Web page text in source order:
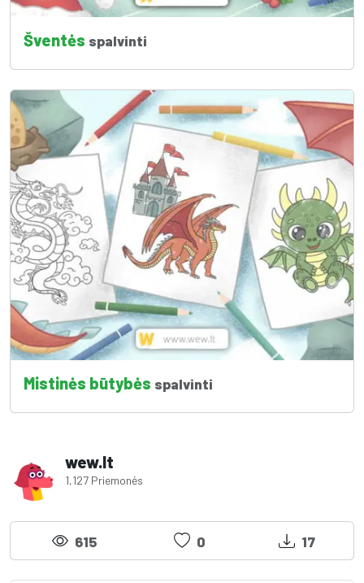
Šventės spalvinti
Mistinės būtybės spalvinti
wew.lt
1,127 Priemonės
615 0 17